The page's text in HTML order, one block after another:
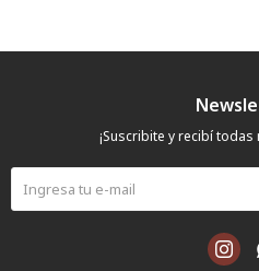
¡Suscribite y recibí
